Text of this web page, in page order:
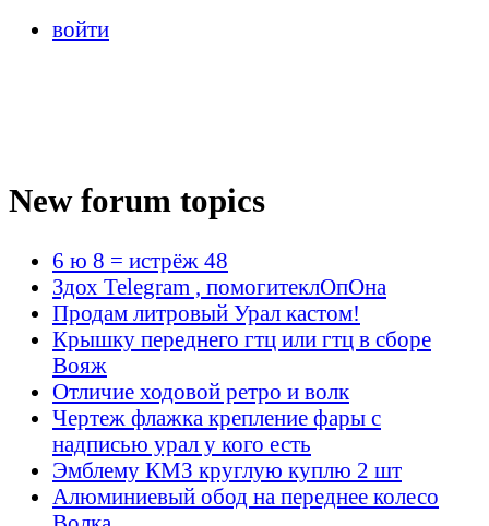
войти
New forum topics
6 ю 8 = истрёж 48
Здох Telegram , помогитеклОпОна
Продам литровый Урал кастом!
Крышку переднего гтц или гтц в сборе
Вояж
Отличие ходовой ретро и волк
Чертеж флажка крепление фары с
надписью урал у кого есть
Эмблему КМЗ круглую куплю 2 шт
Алюминиевый обод на переднее колесо